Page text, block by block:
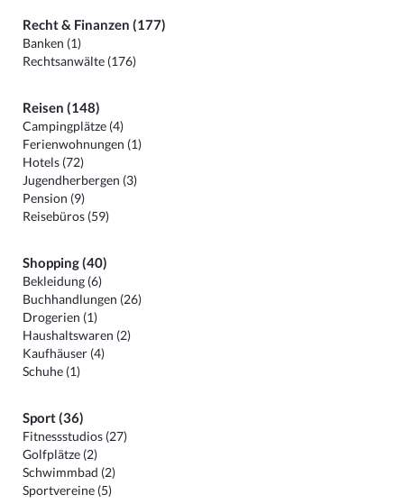
Recht & Finanzen (177)
Banken (1)
Rechtsanwälte (176)
Reisen (148)
Campingplätze (4)
Ferienwohnungen (1)
Hotels (72)
Jugendherbergen (3)
Pension (9)
Reisebüros (59)
Shopping (40)
Bekleidung (6)
Buchhandlungen (26)
Drogerien (1)
Haushaltswaren (2)
Kaufhäuser (4)
Schuhe (1)
Sport (36)
Fitnessstudios (27)
Golfplätze (2)
Schwimmbad (2)
Sportvereine (5)